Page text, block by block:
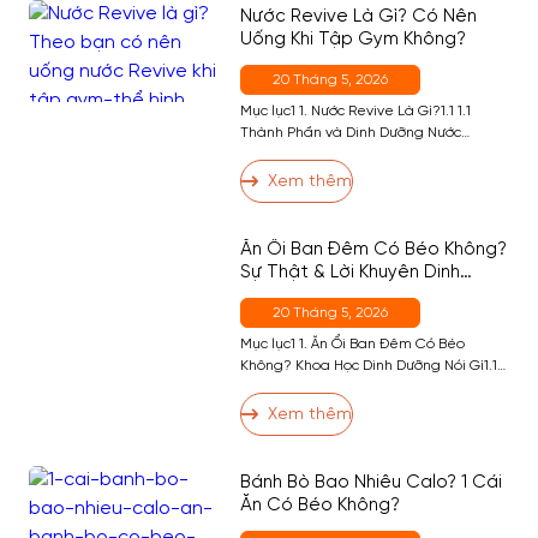
Kép / Ghế)2.5 Bài 5 — Plank2.6 Bài 6 —
[…]
Nước Revive Là Gì? Có Nên
Uống Khi Tập Gym Không?
20 Tháng 5, 2026
Mục lục1 1. Nước Revive Là Gì?1.1 1.1
Thành Phần và Dinh Dưỡng Nước
Không?1.3 1.3 Nước Revive Bao Nhiêu
Calo?1.4 1.4 Uống Revive Có Béo
Revive Có Tốt Không?3 3. Tập Gym Nên
Thay Revive Bằng BCAA Không?4 4. Ai
Nên […]
Xem thêm
Ăn Ổi Ban Đêm Có Béo Không?
Sự Thật & Lời Khuyên Dinh
Dưỡng
20 Tháng 5, 2026
Mục lục1 1. Ăn Ổi Ban Đêm Có Béo
Không? Khoa Học Dinh Dưỡng Nói Gì1.1
Với Người Tập Gym3 3. Ăn Ổi Ban Đêm
Có Tốt Không? — Thời Điểm Phù Hợp4
Cách Ăn […]
Xem thêm
Bánh Bò Bao Nhiêu Calo? 1 Cái
Ăn Có Béo Không?